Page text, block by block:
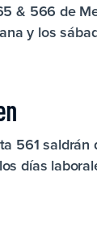
& 566 de
y los
561
días